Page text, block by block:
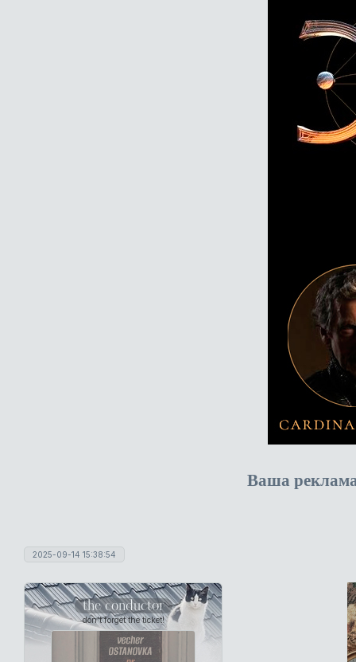
Ваша
2025-09-14 15:38:54
the conductor
don't forget the ticket!